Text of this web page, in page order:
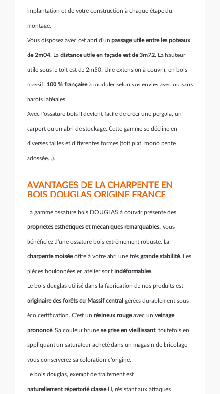
implantation et de votre construction à chaque étape du
montage.
Vous disposez avec cet abri d'un passage utile entre les poteaux
de 2m04. La distance utile en façade est de 3m72. La hauteur
utile sous le toit est de 2m50. Une extension à couvrir, en bois
massif, 100 % françaiseà moduler selon vos envies avec ou sans
parois latérales.
Avec l'ossature bois il devient facile de créer une pergola, un
carport ou un abri de stockage. Cette gamme se décline en
diverses tailles et différentes formes (toit plat, mono pente
adossée...).
AVANTAGES DE LA CHARPENTE EN
BOIS DOUGLAS ORIGINE FRANCE
La gamme ossature bois DOUGLAS à couvrir présente des
propriétés esthétiques et mécaniques remarquables. Vous
bénéficiez d'une ossature bois extrêmement robuste. La
charpente moiséeoffre à votre abri une très grande stabilité. Les
pièces boulonnées en atelier sont indéformables.
Le bois douglas utilisé dans la fabrication de nos produits est
originaire des forêts du Massif central gérées durablement sous
éco certification. C'est un résineux rougeavec un veinage
prononcé. Sa couleur brune se grise en vieillissant, toutefois en
appliquant un saturateur acheté dans un magasin de bricolage
vous conserverez sa coloration d'origine.
Le bois douglas, exempt de traitement est
naturellement répertorié classe III , résistant aux attaques